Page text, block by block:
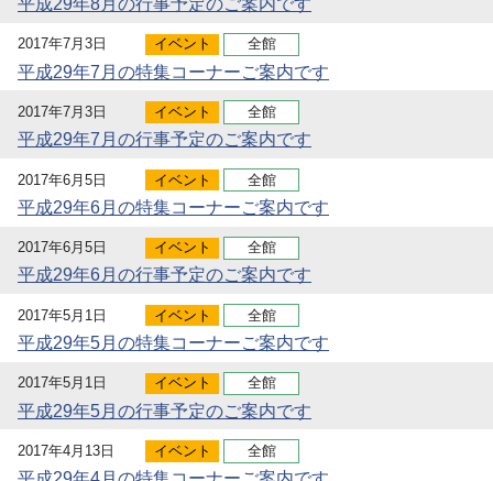
平成29年8月の行事予定のご案内です
2017年7月3日 イベント 全館
平成29年7月の特集コーナーご案内です
2017年7月3日 イベント 全館
平成29年7月の行事予定のご案内です
2017年6月5日 イベント 全館
平成29年6月の特集コーナーご案内です
2017年6月5日 イベント 全館
平成29年6月の行事予定のご案内です
2017年5月1日 イベント 全館
平成29年5月の特集コーナーご案内です
2017年5月1日 イベント 全館
平成29年5月の行事予定のご案内です
2017年4月13日 イベント 全館